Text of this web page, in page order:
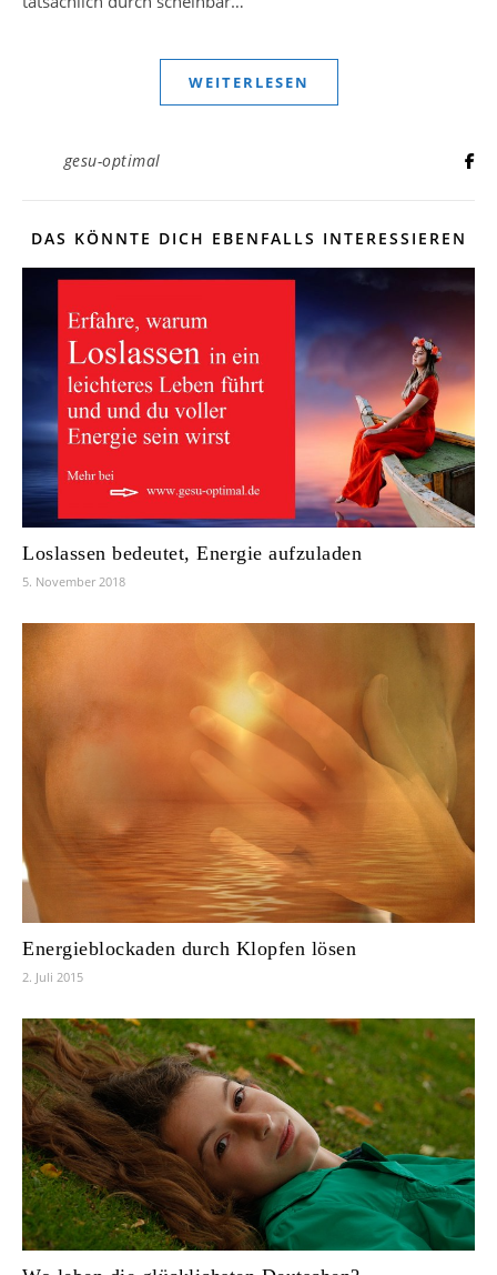
WEITERLESEN
gesu-optimal
DAS KÖNNTE DICH EBENFALLS INTERESSIEREN
Loslassen bedeutet, Energie aufzuladen
5. November 2018
Energieblockaden durch Klopfen lösen
2. Juli 2015